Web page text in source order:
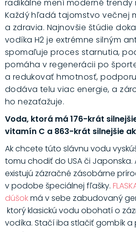
radikálne mení moderné trendy
Každý hľadá tajomstvo večnej
a zdravia. Najnovšie štúdie
vodíka H2 je extrémne silným
spomaľuje proces starnutia,
pomáha v regenerácii po
a redukovať hmotnosť,
dodáva telu viac energie, a
ho nezaťažuje.
Voda, ktorá má 176-krát
vitamín C a 863-krát silnejšie
Ak chcete túto slávnu vodu
tomu chodiť do USA či Japonska.
existujú zázračné zásobárne
v podobe špeciálnej fľašky.
dúšokmá v sebe zabudovaný
ktorý klasickú vodu obohatí o
vodíka. Stačí iba stlačiť gombík